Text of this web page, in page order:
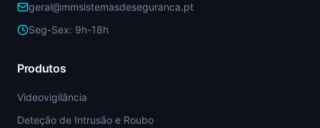
geral@mmsistemasdeseguranca.pt
Seg-Sex: 9h-18h
Produtos
Videovigilância
Deteção de Intrusão e Roubo